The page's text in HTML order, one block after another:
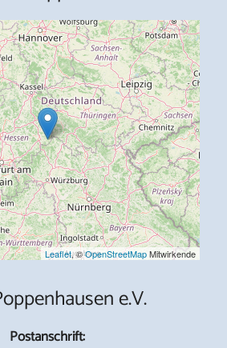
Leaflet, ©OpenStreetMapMitwirkende
e.V.
Postanschrift: